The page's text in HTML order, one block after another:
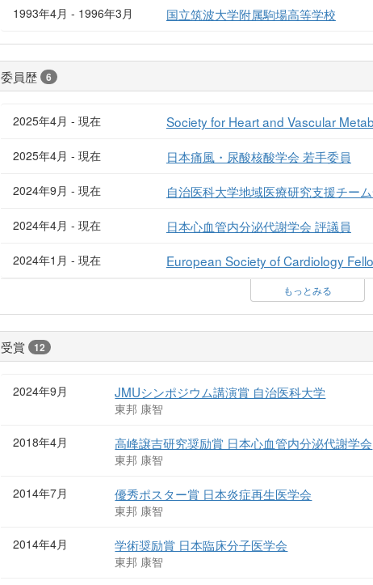
1993年4月 - 1996年3月 国立筑波大学附属駒場高等学校
委員歴 6
2025年4月 - 現在 Society for Heart and Vascular
2025年4月 - 現在 日本痛風・尿酸核酸学会 若手委員
2024年9月 - 現在 自治医科大学地域医療研究支援チー
2024年4月 - 現在 日本心血管内分泌代謝学会 評議員
2024年1月 - 現在 European Society of Cardiology
もっとみる
受賞 12
2024年9月 JMUシンポジウム講演賞 自治医科大学
東邦 康智
2018年4月 高峰譲吉研究奨励賞 日本心血管内分泌代謝学会
東邦 康智
2014年7月 優秀ポスター賞 日本炎症再生医学会
東邦 康智
2014年4月 学術奨励賞 日本臨床分子医学会
東邦 康智